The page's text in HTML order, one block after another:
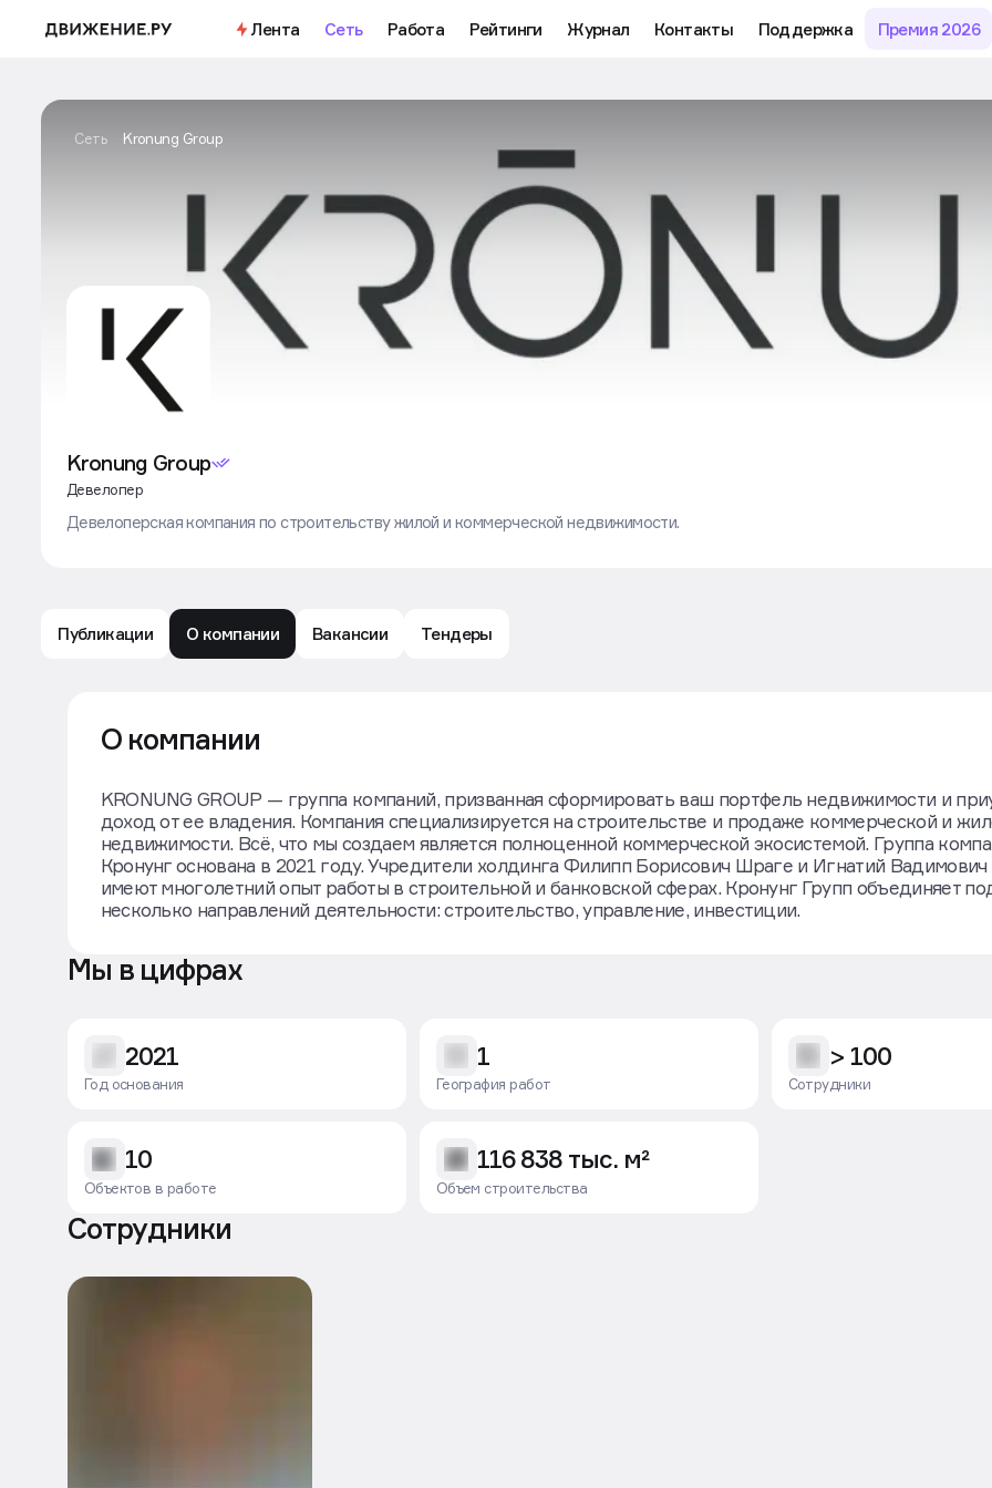
Лента Сеть Работа Рейтинги Журнал Контакты Поддержка Премия 2026
Сеть Kronung Group
Kronung Group
Девелопер
Девелоперская компания по строительству жилой и коммерческой недвижимости.
Публикации О компании Вакансии Тендеры
О компании
KRONUNG GROUP — группа компаний, призванная сформировать ваш портфель недвижимости и
доход от ее владения. Компания специализируется на строительстве и продаже коммерческой и
недвижимости. Всё, что мы создаем является полноценной коммерческой экосистемой. Группа
Кронунг основана в 2021 году. Учредители холдинга Филипп Борисович Шраге и Игнатий
имеют многолетний опыт работы в строительной и банковской сферах. Кронунг Групп объединяет
несколько направлений деятельности: строительство, управление, инвестиции.
Мы в цифрах
2021
Год основания
1
География работ
> 100
Сотрудники
10
Объектов в работе
116 838 тыс. м²
Объем строительства
Сотрудники